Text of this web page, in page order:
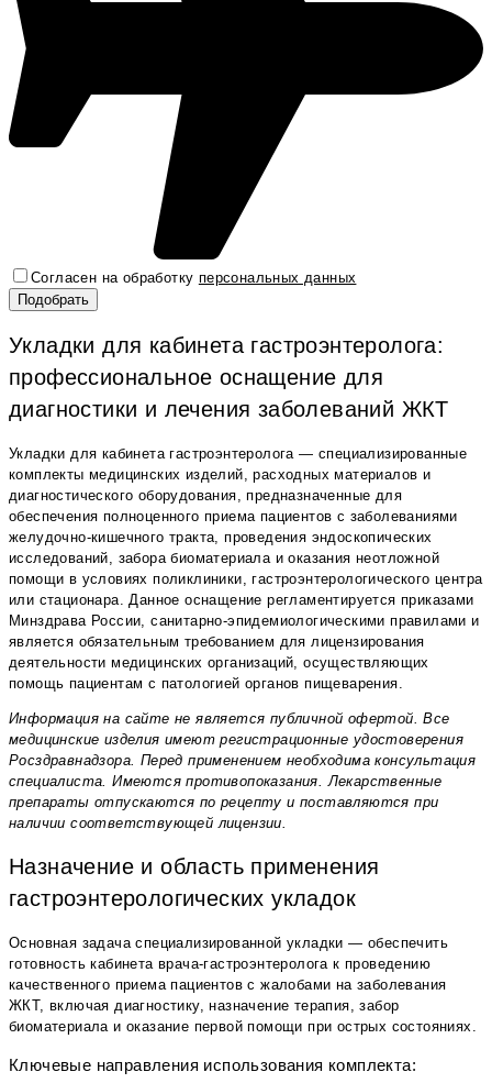
Согласен на обработку персональных данных
Укладки для кабинета гастроэнтеролога:
профессиональное оснащение для
диагностики и лечения заболеваний ЖКТ
Укладки для кабинета гастроэнтеролога — специализированные
комплекты медицинских изделий, расходных материалов и
диагностического оборудования, предназначенные для
обеспечения полноценного приема пациентов с заболеваниями
желудочно-кишечного тракта, проведения эндоскопических
исследований, забора биоматериала и оказания неотложной
помощи в условиях поликлиники, гастроэнтерологического центра
или стационара. Данное оснащение регламентируется приказами
Минздрава России, санитарно-эпидемиологическими правилами и
является обязательным требованием для лицензирования
деятельности медицинских организаций, осуществляющих
помощь пациентам с патологией органов пищеварения.
Информация на сайте не является публичной офертой. Все
медицинские изделия имеют регистрационные удостоверения
Росздравнадзора. Перед применением необходима консультация
специалиста. Имеются противопоказания. Лекарственные
препараты отпускаются по рецепту и поставляются при
наличии соответствующей лицензии.
Назначение и область применения
гастроэнтерологических укладок
Основная задача специализированной укладки — обеспечить
готовность кабинета врача-гастроэнтеролога к проведению
качественного приема пациентов с жалобами на заболевания
ЖКТ, включая диагностику, назначение терапия, забор
биоматериала и оказание первой помощи при острых состояниях.
Ключевые направления использования комплекта: